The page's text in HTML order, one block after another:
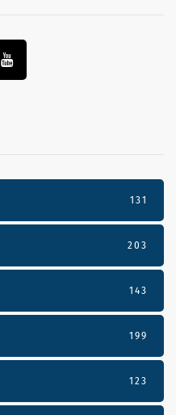
131
203
143
199
123